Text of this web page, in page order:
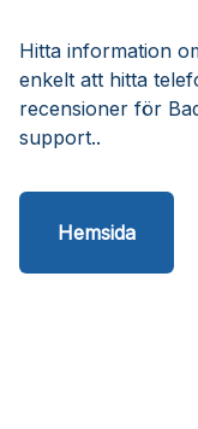
Hitta information
enkelt att hitta
recensioner för
support..
Hemsida